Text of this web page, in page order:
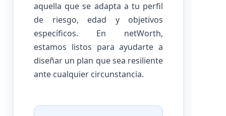
aquella que se adapta a tu perfil
de riesgo, edad y objetivos
específicos. En netWorth,
estamos listos para ayudarte a
diseñar un plan que sea resiliente
ante cualquier circunstancia.